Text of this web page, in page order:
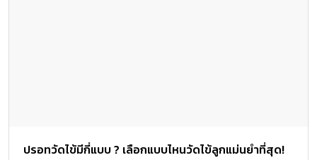
ปรอทวัดไข้มีกี่แบบ ? เลือกแบบไหนวัดไข้ลูกแม่นยำที่สุด!